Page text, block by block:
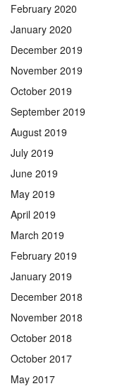
February 2020
January 2020
December 2019
November 2019
October 2019
September 2019
August 2019
July 2019
June 2019
May 2019
April 2019
March 2019
February 2019
January 2019
December 2018
November 2018
October 2018
October 2017
May 2017